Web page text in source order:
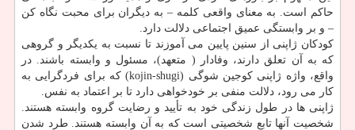
حاكم است. به معنای واقعی كلمه – به دیگران برای محبت نگاه كن
– و بر وابستگی عمیق اجتماعی دلالت دارد.
كودكان ژاپنی از سنین پایین می آموزند تا نسبت به یكدیگر و گروهی
كه به آن تعلق دارند، وفادار ( متعهد)، مسئول و وابسته باشند. در
واقع، واژه ژاپنی كوجین شوگی (kojin-shugi) كه برای فردگرایی به
كار می رود، دلالت منفی بر خودخواهی دارد تا بر اعتماد به نفس.
ژاپنی ها در طول زندگی خود به تأیید و رضایت گروه وابسته هستند.
شخصیت آنها تابع شخصیتی است كه به آن وابسته هستند. طرد شدن